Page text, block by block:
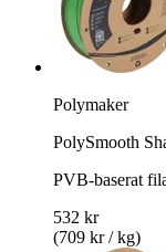
Polymaker
PolySmooth
PVB-baserat
532 kr
(709 kr / kg)